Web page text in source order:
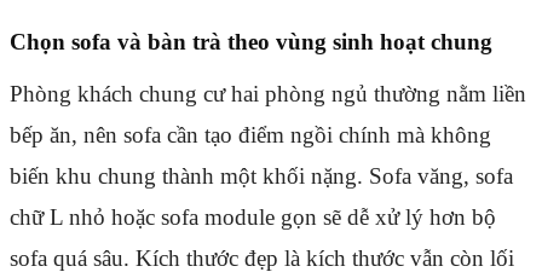
Chọn sofa và bàn trà theo vùng sinh hoạt chung
Phòng khách chung cư hai phòng ngủ thường nằm liền
bếp ăn, nên sofa cần tạo điểm ngồi chính mà không
biến khu chung thành một khối nặng. Sofa văng, sofa
chữ L nhỏ hoặc sofa module gọn sẽ dễ xử lý hơn bộ
sofa quá sâu. Kích thước đẹp là kích thước vẫn còn lối